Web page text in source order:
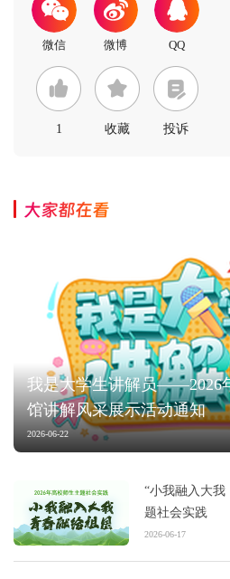
1 收藏 投诉
大家都在看
我是大学生讲解员——2026
馆讲解风采展示活动通知
2026-06-22
“小我融入大我
题社会实践
2026-06-17